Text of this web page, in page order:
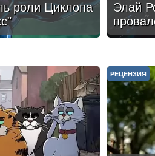
роли Циклопа
Элай
РЕЦЕНЗИЯ